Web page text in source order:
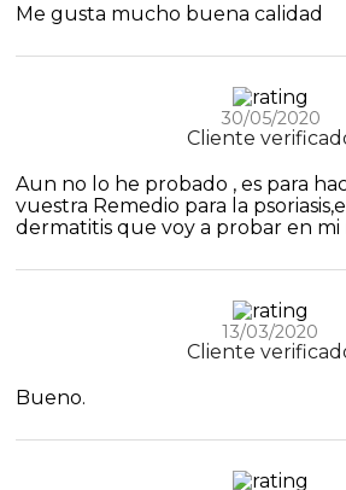
Me gusta mucho buena calidad
30/05/2020
Cliente
Aun no lo he probado , es para
vuestra Remedio para la
dermatitis que voy a probar en mi
13/03/2020
Cliente
Bueno.